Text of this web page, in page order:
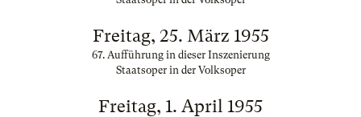
Freitag, 25. März 1955
67. Aufführung in dieser Inszenierung
Staatsoper in der Volksoper
Freitag, 1. April 1955